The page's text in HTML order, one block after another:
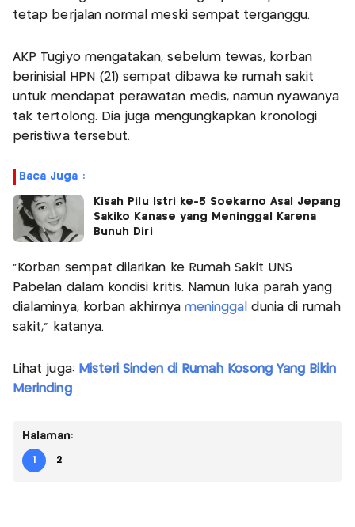
tetap berjalan normal meski sempat terganggu.
AKP Tugiyo mengatakan, sebelum tewas, korban
berinisial HPN (21) sempat dibawa ke rumah sakit
untuk mendapat perawatan medis, namun nyawanya
tak tertolong. Dia juga mengungkapkan kronologi
peristiwa tersebut.
Baca Juga :
Kisah Pilu Istri ke-5 Soekarno Asal Jepang
Sakiko Kanase yang Meninggal Karena
Bunuh Diri
“Korban sempat dilarikan ke Rumah Sakit UNS
Pabelan dalam kondisi kritis. Namun luka parah yang
dialaminya, korban akhirnya meninggaldunia di rumah
sakit,” katanya.
Lihat juga: Misteri Sinden di Rumah Kosong Yang Bikin
Merinding
Halaman:
1 2